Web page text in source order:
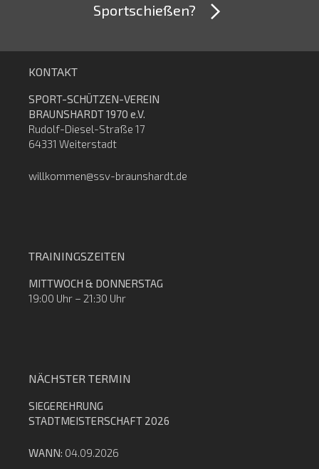
Sportschießen?
KONTAKT
SPORT-SCHÜTZEN-VEREIN
BRAUNSHARDT 1970 e.V.
Rudolf-Diesel-Straße 17
64331 Weiterstadt
willkommen@ssv-braunshardt.de
TRAININGSZEITEN
MITTWOCH & DONNERSTAG
19:00 Uhr – 21:30 Uhr
NÄCHSTER TERMIN
SIEGEREHRUNG
STADTMEISTERSCHAFT 2026
WANN: 04.09.2026